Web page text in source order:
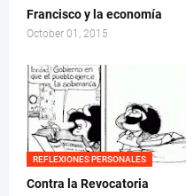
Francisco y la economía
October 01, 2015
REFLEXIONES PERSONALES
Contra la Revocatoria